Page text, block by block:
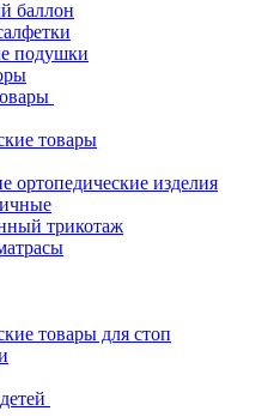
баллон
подушки
товары
ортопедические изделия
трикотаж
товары для стоп